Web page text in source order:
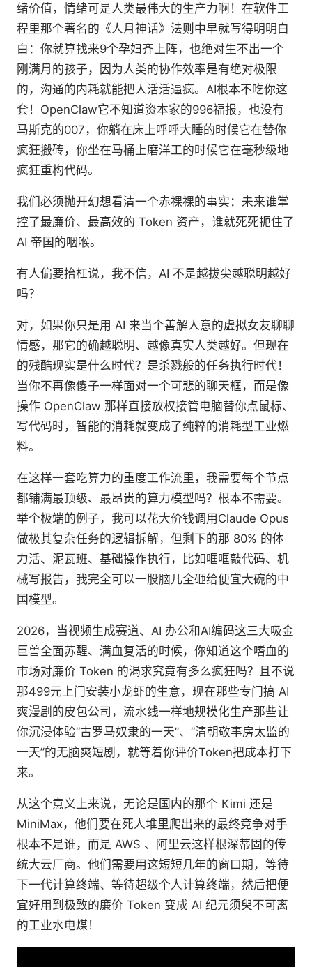
绪价值，情绪可是人类最伟大的生产力啊！在软件工
程里那个著名的《人月神话》法则中早就写得明明白
白：你就算找来9个孕妇齐上阵，也绝对生不出一个
刚满月的孩子，因为人类的协作效率是有绝对极限
的，沟通的内耗就能把人活活逼疯。AI根本不吃你这
套！OpenClaw它不知道资本家的996福报，也没有
马斯克的007，你躺在床上呼呼大睡的时候它在替你
疯狂搬砖，你坐在马桶上磨洋工的时候它在毫秒级地
疯狂重构代码。
我们必须抛开幻想看清一个赤裸裸的事实：未来谁掌
控了最廉价、最高效的 Token 资产，谁就死死扼住了
AI 帝国的咽喉。
有人偏要抬杠说，我不信，AI 不是越拔尖越聪明越好
吗？
对，如果你只是用 AI 来当个善解人意的虚拟女友聊聊
情感，那它的确越聪明、越像真实人类越好。但现在
的残酷现实是什么时代？是杀戮般的任务执行时代！
当你不再像傻子一样面对一个可悲的聊天框，而是像
操作 OpenClaw 那样直接放权接管电脑替你点鼠标、
写代码时，智能的消耗就变成了纯粹的消耗型工业燃
料。
在这样一套吃算力的重度工作流里，我需要每个节点
都铺满最顶级、最昂贵的算力模型吗？根本不需要。
举个极端的例子，我可以花大价钱调用Claude Opus
做极其复杂任务的逻辑拆解，但剩下的那 80% 的体
力活、泥瓦班、基础操作执行，比如哐哐敲代码、机
械写报告，我完全可以一股脑儿全砸给便宜大碗的中
国模型。
2026，当视频生成赛道、AI 办公和AI编码这三大吸金
巨兽全面苏醒、满血复活的时候，你知道这个嗜血的
市场对廉价 Token 的渴求究竟有多么疯狂吗？且不说
那499元上门安装小龙虾的生意，现在那些专门搞 AI
爽漫剧的皮包公司，流水线一样地规模化生产那些让
你沉浸体验“古罗马奴隶的一天”、“清朝敬事房太监的
一天”的无脑爽短剧，就等着你评价Token把成本打下
来。
从这个意义上来说，无论是国内的那个 Kimi 还是
MiniMax，他们要在死人堆里爬出来的最终竞争对手
根本不是谁，而是 AWS 、阿里云这样根深蒂固的传
统大云厂商。他们需要用这短短几年的窗口期，等待
下一代计算终端、等待超级个人计算终端，然后把便
宜好用到极致的廉价 Token 变成 AI 纪元须臾不可离
的工业水电煤！